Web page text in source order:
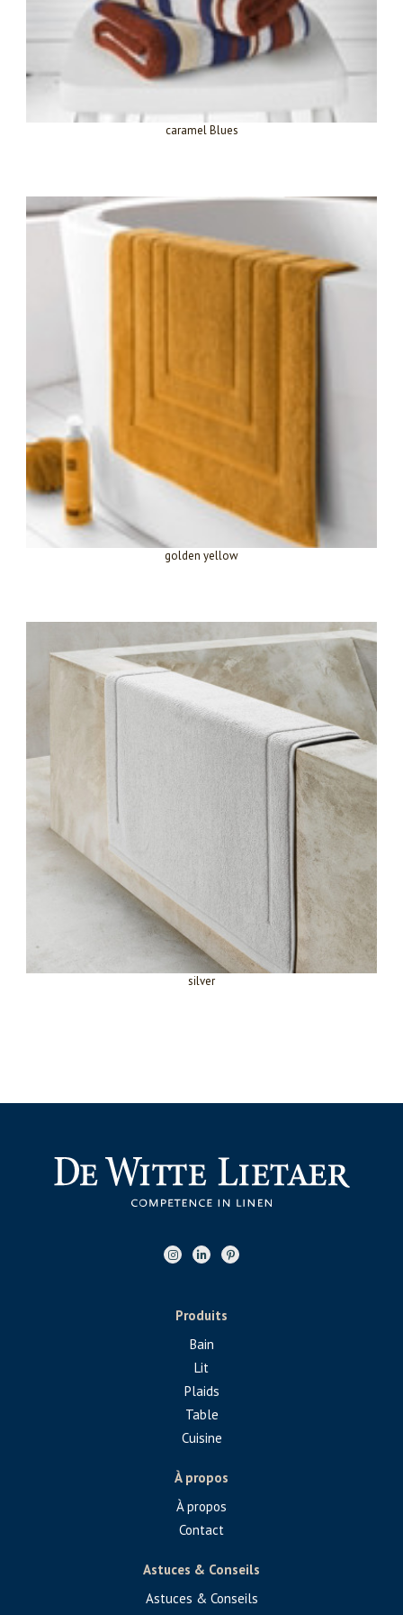
caramel Blues
golden yellow
silver
Produits
Bain
Lit
Plaids
Table
Cuisine
À propos
À propos
Contact
Astuces & Conseils
Astuces & Conseils